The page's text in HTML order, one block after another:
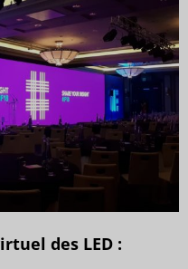
des LED :